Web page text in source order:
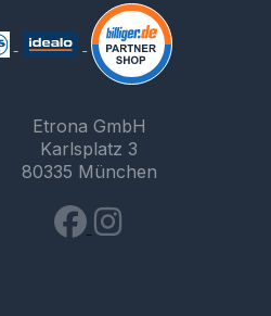
Etrona GmbH
Karlsplatz 3
80335 München